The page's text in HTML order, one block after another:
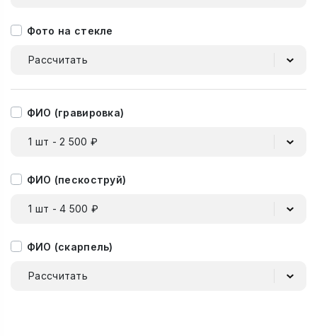
Фото на стекле
Рассчитать
ФИО (гравировка)
1 шт - 2 500 ₽
ФИО (пескоструй)
1 шт - 4 500 ₽
ФИО (скарпель)
Рассчитать